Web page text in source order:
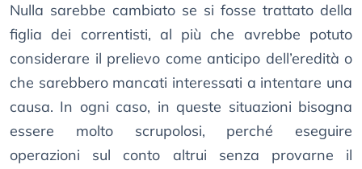
Nulla sarebbe cambiato se si fosse trattato della
figlia dei correntisti, al più che avrebbe potuto
considerare il prelievo come anticipo dell’eredità o
che sarebbero mancati interessati a intentare una
causa. In ogni caso, in queste situazioni bisogna
essere molto scrupolosi, perché eseguire
operazioni sul conto altrui senza provarne il